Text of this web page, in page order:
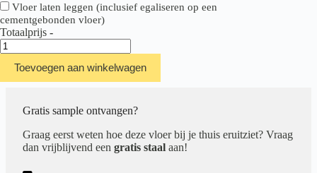
Vloer laten leggen (inclusief egaliseren op een
cementgebonden vloer)
Totaalprijs -
Ambiant
Spigato
Visgraat
Vivero
aantal
Toevoegen aan winkelwagen
Gratis sample ontvangen?
Graag eerst weten hoe deze vloer bij je thuis eruitziet? Vraag
dan vrijblijvend een gratis staal aan!